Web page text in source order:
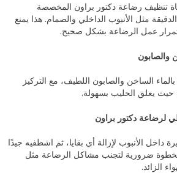
تنظيف رضاعة دكتور براون المخصصة
مثل الأنبوب الداخلي والصمام. هذا يمنع
عمل الرضاعة بشكل صحيح.
والصابون
الساخن والصابون اللطيف، مع التركيز
حيث يعلق الحليب بسهولة.
لرضاعة دكتور براون
داخل الأنبوب لإزالة أي بقايا، ثم اشطفيه جيدًا
ضرورية لتجنب مشاكل الرضاعة مثل
الزائد.